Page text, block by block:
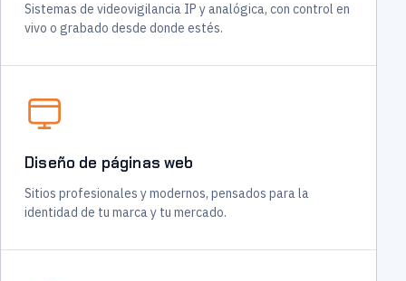
Sistemas de videovigilancia IP y analógica, con control en
vivo o grabado desde donde estés.
Diseño de páginas web
Sitios profesionales y modernos, pensados para la
identidad de tu marca y tu mercado.